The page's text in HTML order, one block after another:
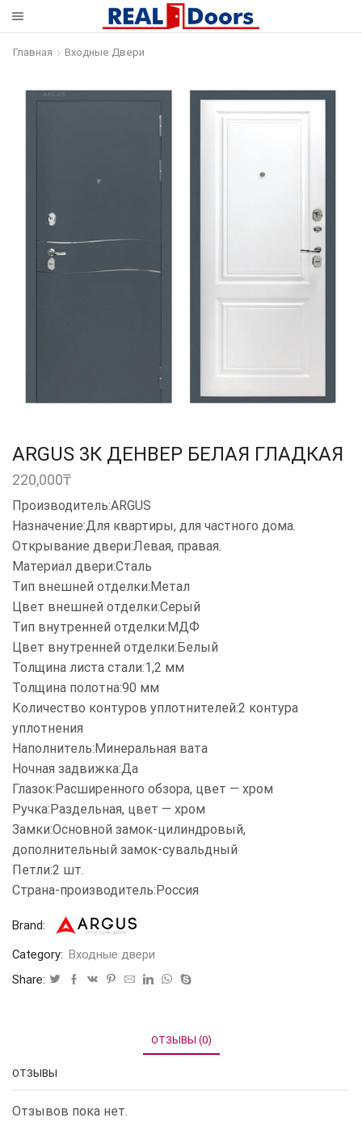
Главная Входные Двери
ARGUS 3К ДЕНВЕР БЕЛАЯ ГЛАДКАЯ
220,000₸
Производитель:ARGUS
Назначение:Для квартиры, для частного дома.
Открывание двери:Левая, правая.
Материал двери:Сталь
Тип внешней отделки:Метал
Цвет внешней отделки:Серый
Тип внутренней отделки:МДФ
Цвет внутренней отделки:Белый
Толщина листа стали:1,2 мм
Толщина полотна:90 мм
Количество контуров уплотнителей:2 контура
уплотнения
Наполнитель:Минеральная вата
Ночная задвижка:Да
Глазок:Расширенного обзора, цвет — хром
Ручка:Раздельная, цвет — хром
Замки:Основной замок-цилиндровый,
дополнительный замок-сувальдный
Петли:2 шт.
Страна-производитель:Россия
Brand:
Category: Входные двери
Share:
ОТЗЫВЫ (0)
ОТЗЫВЫ
Отзывов пока нет.